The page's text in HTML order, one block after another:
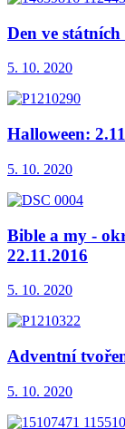
Den ve
5. 10. 2020
Halloween:
5. 10. 2020
Bible a my -
22.11.2016
5. 10. 2020
Adventní
5. 10. 2020